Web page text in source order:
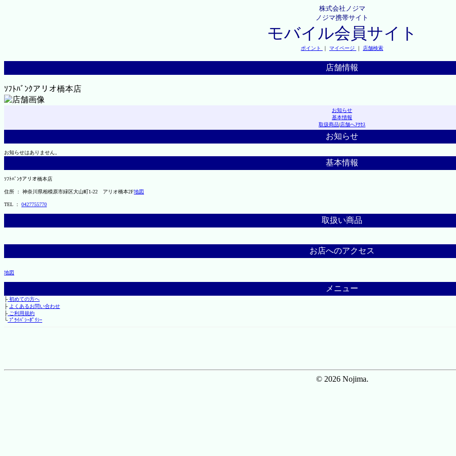
株式会社ノジマ
ノジマ携帯サイト
モバイル会員サイト
ポイント ｜ マイページ ｜ 店舗検索
店舗情報
ｿﾌﾄﾊﾞﾝｸアリオ橋本店
お知らせ
基本情報
取扱商品|店舗へｱｸｾｽ
お知らせ
お知らせはありません。
基本情報
ｿﾌﾄﾊﾞﾝｸアリオ橋本店
住所 ： 神奈川県相模原市緑区大山町1-22 アリオ橋本2F地図
TEL ： 0427755770
取扱い商品
お店へのアクセス
地図
メニュー
├初めての方へ
├ よくあるお問い合わせ
├ご利用規約
└ﾌﾟﾗｲﾊﾞｼｰﾎﾟﾘｼｰ
© 2026 Nojima.